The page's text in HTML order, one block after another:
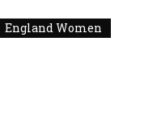
England Women